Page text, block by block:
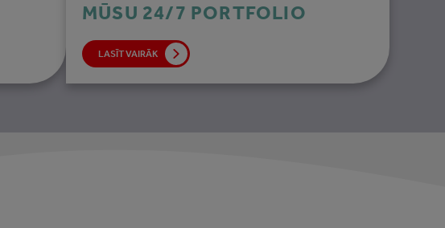
MŪSU 24/7 PORTFOLIO
LASĪT VAIRĀK